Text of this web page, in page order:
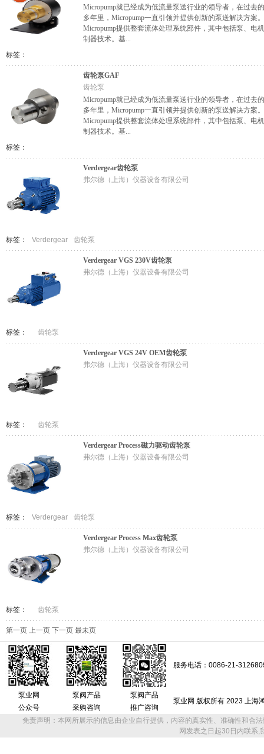
Micropump就已经成为低流量泵送行业的领导者，在过去
多年里，Micropump一直引领并提供创新的泵送解决方案。
Micropump提供整套流体处理系统部件，其中包括泵、电
制器技术。基...
标签：
齿轮泵GAF
齿轮泵
Micropump就已经成为低流量泵送行业的领导者，在过去
多年里，Micropump一直引领并提供创新的泵送解决方案。
Micropump提供整套流体处理系统部件，其中包括泵、电
制器技术。基...
标签：
Verdergear齿轮泵
弗尔德（上海）仪器设备有限公司
标签： Verdergear 齿轮泵
Verdergear VGS 230V齿轮泵
弗尔德（上海）仪器设备有限公司
标签： 齿轮泵
Verdergear VGS 24V OEM齿轮泵
弗尔德（上海）仪器设备有限公司
标签： 齿轮泵
Verdergear Process磁力驱动齿轮泵
弗尔德（上海）仪器设备有限公司
标签： Verdergear 齿轮泵
Verdergear Process Max齿轮泵
弗尔德（上海）仪器设备有限公司
标签： 齿轮泵
第一页 上一页 下一页 最未页
服务电话：0086-21-
泵业网
公众号
泵阀产品
采购咨询
泵阀产品
推广咨询
泵业网 版权所有 2023 上海
免责声明：本网所展示的信息由企业自行提供，内容的真实性、准确性和合
网发表之日起30日内联系,